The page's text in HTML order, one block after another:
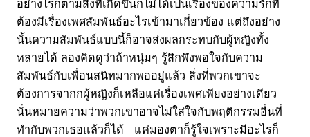
อย่างไรก็ตามสิ่งที่เกิดขึ้นก็ไม่ได้เป็นเรื่องของความรักที่
ต้องมีเรื่องเพศสัมพันธ์อะไรเข้ามาเกี่ยวข้อง แต่ถึงอย่าง
นั้นความสัมพันธ์แบบนี้ก็อาจส่งผลกระทบกับผู้หญิงทั้ง
หลายได้ ลองคิดดูว่าถ้าหนุ่มๆ รู้สึกพึงพอใจกับความ
สัมพันธ์กับเพื่อนสนิทมากพออยู่แล้ว สิ่งที่พวกเขาจะ
ต้องการจากกผู้หญิงก็เหลือแค่เรื่องเพศเพียงอย่างเดียว
นั่นหมายความว่าพวกเขาอาจไม่ใส่ใจกับพฤติกรรมอื่นที่
ทำกับพวกเธอแล้วก็ได้ แค่มองตาก็รู้ใจเพราะมีอะไรก็